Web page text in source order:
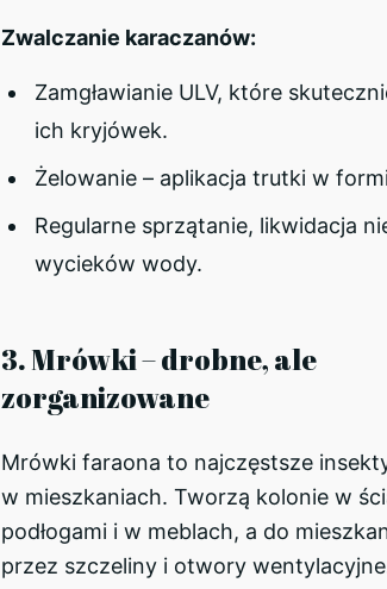
Zwalczanie karaczanów:
Zamgławianie ULV, które
ich kryjówek.
Żelowanie – aplikacja trutki w
Regularne sprzątanie, likwidacja
wycieków wody.
3. Mrówki – drobne, ale
zorganizowane
Mrówki faraona to najczęstsze
w mieszkaniach. Tworzą kolonie w
podłogami i w meblach, a do
przez szczeliny i otwory